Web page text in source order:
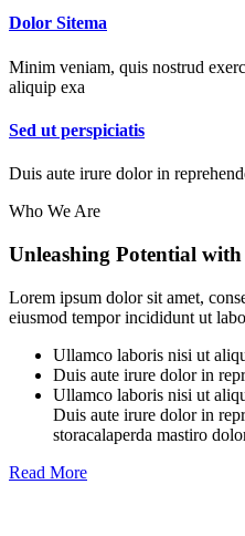
Dolor Sitema
Minim veniam, quis nostrud
aliquip exa
Sed ut perspiciatis
Duis aute irure dolor in
Who We Are
Unleashing Potential
Lorem ipsum dolor sit amet,
eiusmod tempor incididunt ut
Ullamco laboris nisi ut
Duis aute irure dolor in
Ullamco laboris nisi ut
Duis aute irure dolor in
storacalaperda mastiro
Read More